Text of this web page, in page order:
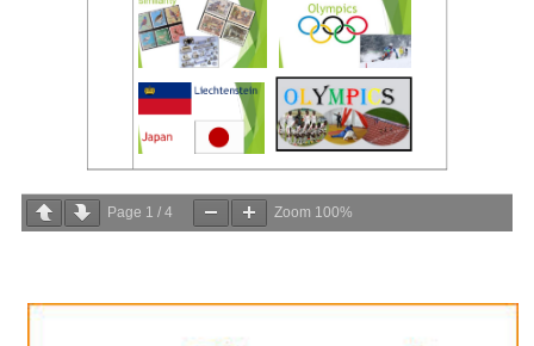
Page 1 / 4 Zoom 100%